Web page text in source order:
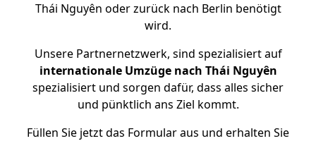
Thái Nguyên oder zurück nach Berlin benötigt
wird.
Unsere Partnernetzwerk, sind spezialisiert auf
internationale Umzüge nach Thái Nguyên
spezialisiert und sorgen dafür, dass alles sicher
und pünktlich ans Ziel kommt.
Füllen Sie jetzt das Formular aus und erhalten Sie